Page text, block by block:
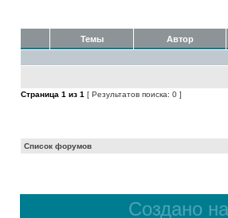
Темы Автор
Страница 1 из 1 [ Результатов поиска: 0 ]
Список форумов
Создано